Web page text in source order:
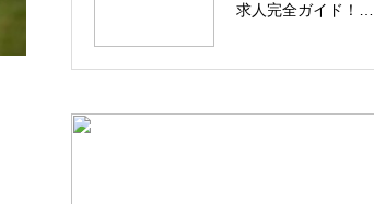
求人完全ガイド！給
意外な魅力と小顔メ